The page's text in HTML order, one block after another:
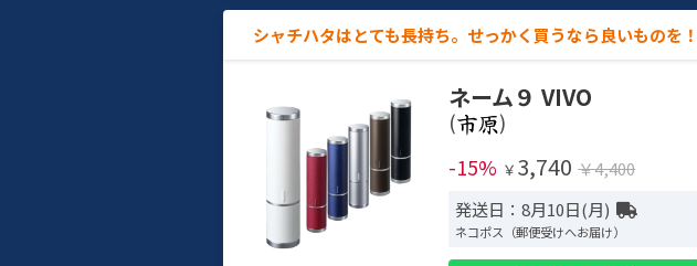
シャチハタはとても長持ち。せっかく買うなら良いものを！
ネーム９ VIVO
(
)
-15% ￥ 3,740 ￥4,400
発送日：8月10日(月)
ネコポス（郵便受けへお届け）